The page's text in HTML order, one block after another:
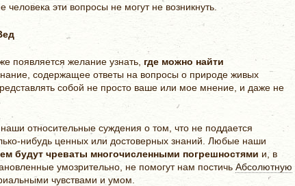
эти вопросы не могут не возникнуть.
появляется желание узнать, где можно найти
содержащее ответы на вопросы о природе живых
собой не просто ваше или мое мнение, и даже не
наши относительные суждения о том, что не поддается
нибудь ценных или достоверных знаний. Любые наши
будут чреваты многочисленными погрешностями и, в
умозрительно, не помогут нам постичь Абсолютную
чувствами и умом.